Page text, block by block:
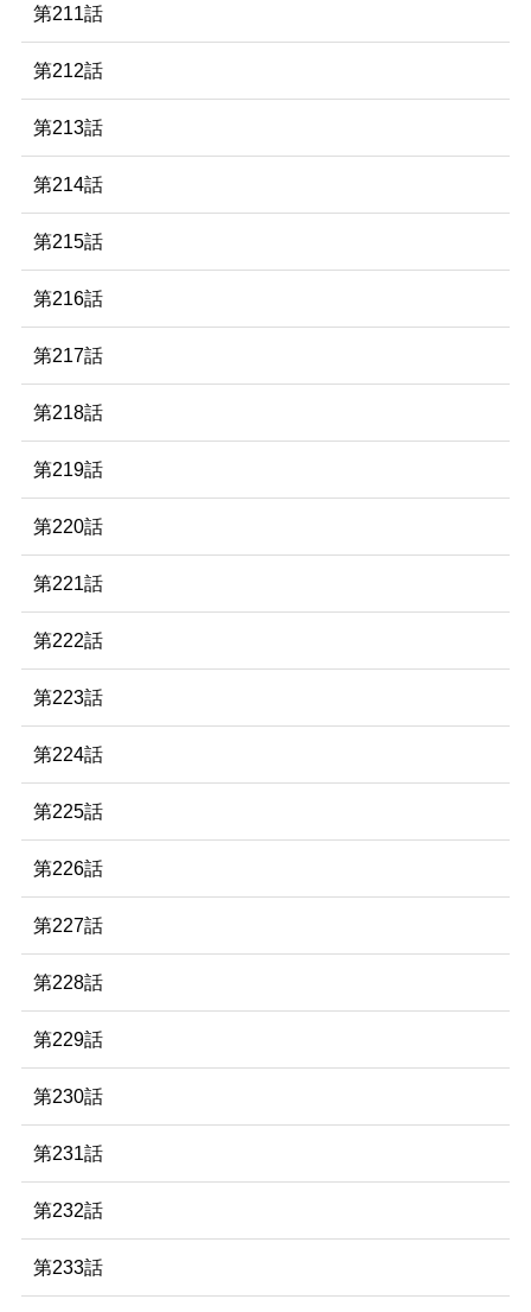
第211話
第212話
第213話
第214話
第215話
第216話
第217話
第218話
第219話
第220話
第221話
第222話
第223話
第224話
第225話
第226話
第227話
第228話
第229話
第230話
第231話
第232話
第233話